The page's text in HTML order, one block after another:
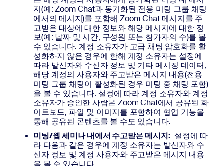
지(예: Zoom Chat과 동기화된 전용 미팅 그룹 채팅
에서의 메시지)를 포함해 Zoom Chat 메시지를 주
고받은 대상에 대한 정보와 해당 메시지에 대한 정
보(예: 날짜 및 시간, 구성원 또는 참가자의 수)를 볼
수 있습니다. 계정 소유자가 고급 채팅 암호화를 활
성화하지 않은 경우에 한해 계정 소유자는 설정에
따라 발신자와 수신자 정보 및 기타 메시징 데이터,
해당 계정의 사용자와 주고받은 메시지 내용(전용
미팅 그룹 채팅이 활성화된 경우 미팅 중 채팅 포함)
을 볼 수 있습니다. 설정에 따라 계정 소유자와 계정
소유자가 승인한 사람은 Zoom Chat에서 공유된 화
이트보드, 파일 및 이미지를 포함하여 협업 기능을
통해 공유된 콘텐츠를 볼 수도 있습니다.
미팅/웹 세미나 내에서 주고받은 메시지: 설정에 따
라 다음과 같은 경우에 계정 소유자는 발신자와 수
신자 정보 및 계정 사용자와 주고받은 메시지 내용
을 볼 수 있습니다.